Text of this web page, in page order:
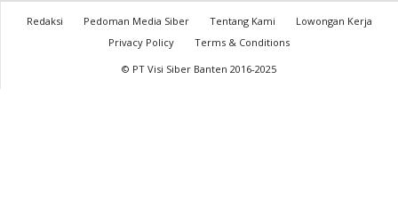
Redaksi Pedoman Media Siber Tentang Kami
Lowongan Kerja
Privacy Policy
Terms & Conditions
© PT Visi Siber Banten 2016-2025